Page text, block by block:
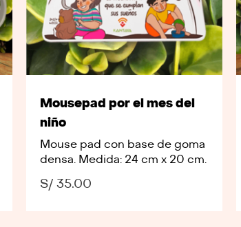
Mousepad por el mes del
niño
Mouse pad con base de goma
densa. Medida: 24 cm x 20 cm.
S/ 35.00